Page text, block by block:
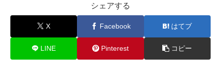
シェアする
X Facebook はてブ
LINE Pinterest コピー